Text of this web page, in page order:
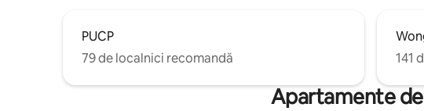
PUCP
79 de localnici recomandă
141
Apartamente